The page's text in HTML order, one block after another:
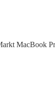
MacBook